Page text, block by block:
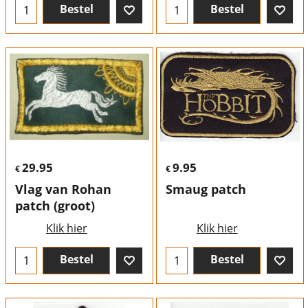
Bestel Bestel
€29.95
Vlag van Rohan
patch (groot)
Klik hier
Bestel
€9.95
Smaug patch
Klik hier
Bestel